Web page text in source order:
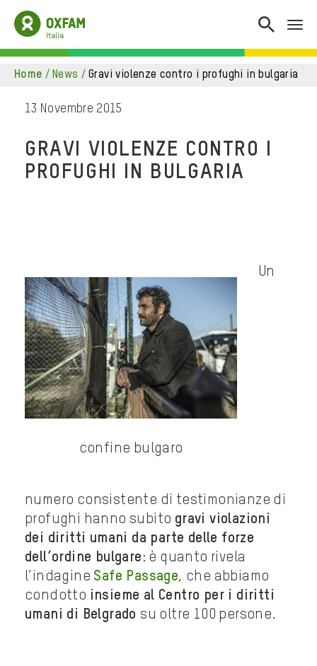
home / news / gravi violenze contro i profughi in bulgaria
13 Novembre 2015
GRAVI VIOLENZE CONTRO I
PROFUGHI IN BULGARIA
confine bulgaro
Un
numero consistente di testimonianze di
profughi hanno subito gravi violazioni
dei diritti umani da parte delle forze
dell’ordine bulgare : è quanto rivela
l’indagine Safe Passage, che abbiamo
condotto insieme al Centro per i diritti
umani di Belgrado su oltre 100 persone.